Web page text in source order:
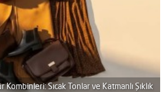
Sıcak Tonlar ve Katmanlı Şıklık